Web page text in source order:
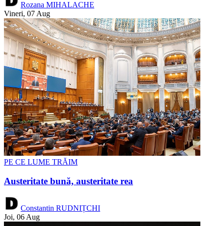
Rozana MIHALACHE
Vineri, 07 Aug
PE CE LUME TRĂIM
Austeritate bună, austeritate rea
Constantin RUDNIȚCHI
Joi, 06 Aug